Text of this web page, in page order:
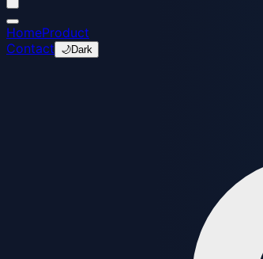
HomeProduct
Contact
🌙Dark